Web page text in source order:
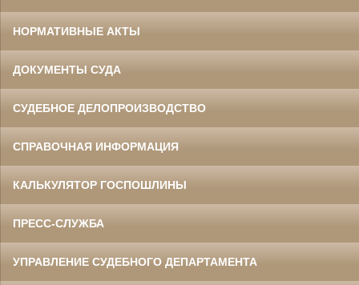
НОРМАТИВНЫЕ АКТЫ
ДОКУМЕНТЫ СУДА
СУДЕБНОЕ ДЕЛОПРОИЗВОДСТВО
СПРАВОЧНАЯ ИНФОРМАЦИЯ
КАЛЬКУЛЯТОР ГОСПОШЛИНЫ
ПРЕСС-СЛУЖБА
УПРАВЛЕНИЕ СУДЕБНОГО ДЕПАРТАМЕНТА